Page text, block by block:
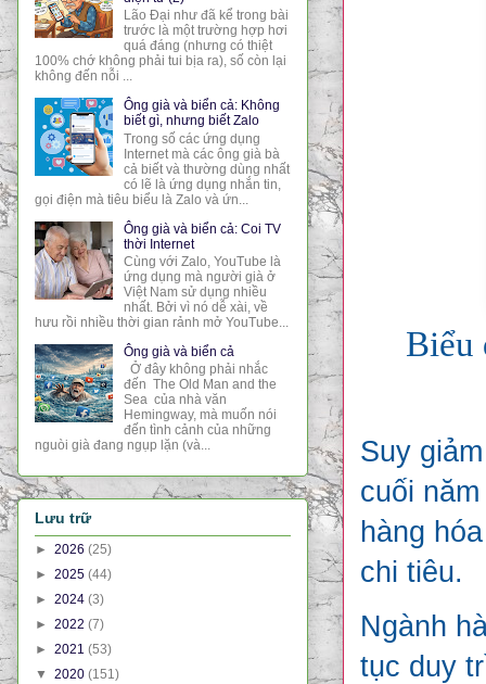
Biểu
Suy
cuối
hàng
chi tiêu.
Ngành
tục duy
Lão Đại như đã kể trong bài
trước là một trường hợp hơi
quá đáng (nhưng có thiệt
100% chớ không phải tui bịa ra), số còn lại
không đến nỗi ...
Ông già và biển cả: Không
biết gì, nhưng biết Zalo
Trong số các ứng dụng
Internet mà các ông già bà
cả biết và thường dùng nhất
có lẽ là ứng dụng nhắn tin,
gọi điện mà tiêu biểu là Zalo và ứn...
Ông già và biển cả: Coi TV
thời Internet
Cùng với Zalo, YouTube là
ứng dụng mà người già ở
Việt Nam sử dụng nhiều
nhất. Bởi vì nó dễ xài, về
hưu rồi nhiều thời gian rảnh mở YouTube...
Ông già và biển cả
Ở đây không phải nhắc
đến The Old Man and the
Sea của nhà văn
Hemingway, mà muốn nói
đến tình cảnh của những
nguòi già đang ngụp lặn (và...
Lưu trữ
► 2026 (25)
► 2025 (44)
► 2024 (3)
► 2022 (7)
► 2021 (53)
▼ 2020 (151)